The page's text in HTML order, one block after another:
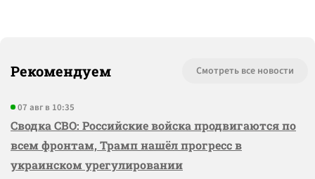
Рекомендуем Смотреть все новости
07 авг в 10:35
Сводка СВО: Российские войска продвигаются по
всем фронтам, Трамп нашёл прогресс в
украинском урегулировании